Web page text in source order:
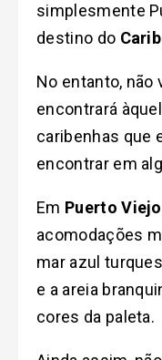
simplesmente
destino do
No entanto, não
encontrará
caribenhas que
encontrar em
Em Puerto Viejo
acomodações
mar azul
e a areia
cores da paleta.